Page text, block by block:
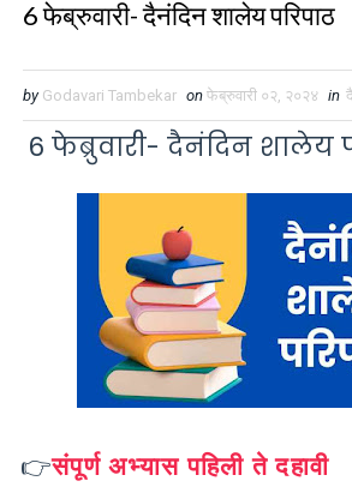
6 फेब्रुवारी- दैनंदिन शालेय परिपाठ
by Godavari Tambekar on फेब्रुवारी ०२, २०२४ in
6 फेब्रुवारी- दैनंदिन शालेय
👉संपूर्ण अभ्यास पहिली ते दहावी